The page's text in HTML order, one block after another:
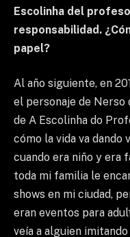
Escolinha del
responsabilidad.
papel?
Al año siguiente, en
el personaje de Nerso
de A Escolinha do
cómo la vida va dando
cuando era niño y era
toda mi familia le
shows en mi ciudad,
eran eventos para
veía a alguien